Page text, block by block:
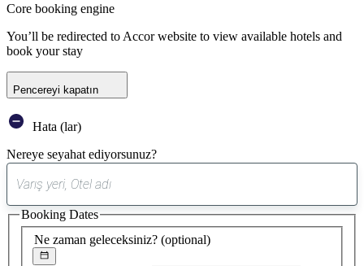
Core booking engine
You’ll be redirected to Accor website to view available hotels and
book your stay
Pencereyi kapatın
Hata (lar)
Nereye seyahat ediyorsunuz?
öneri
bulundu
Ne zaman geleceksiniz? (optional)
Booking Dates